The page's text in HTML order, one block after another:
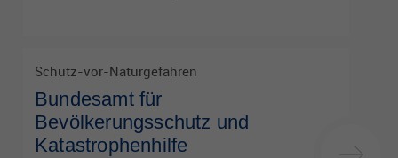
Schutz-vor-Naturgefahren
Bundesamt für
Bevölkerungsschutz und
Katastrophenhilfe